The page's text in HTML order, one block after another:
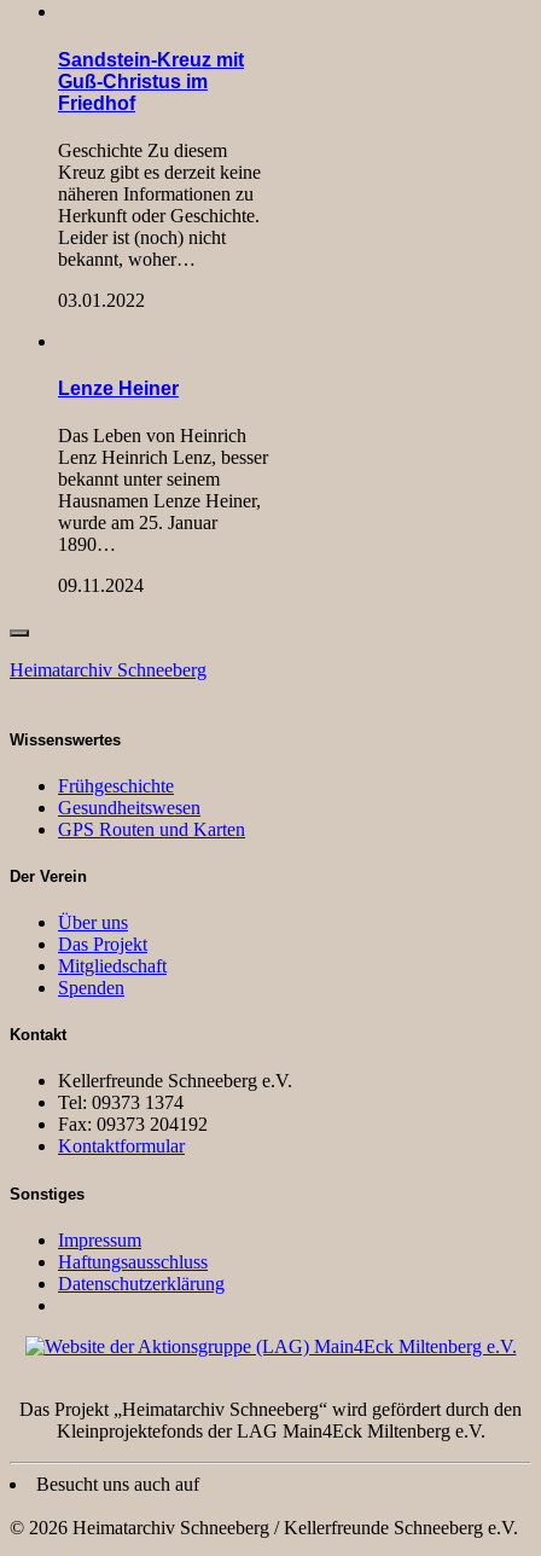
Sandstein-Kreuz mit
Guß-Christus im
Friedhof
Geschichte Zu diesem
Kreuz gibt es derzeit keine
näheren Informationen zu
Herkunft oder Geschichte.
Leider ist (noch) nicht
bekannt, woher…
03.01.2022
Lenze Heiner
Das Leben von Heinrich
Lenz Heinrich Lenz, besser
bekannt unter seinem
Hausnamen Lenze Heiner,
wurde am 25. Januar
1890…
09.11.2024
Heimatarchiv Schneeberg
Wissenswertes
Frühgeschichte
Gesundheitswesen
GPS Routen und Karten
Der Verein
Über uns
Das Projekt
Mitgliedschaft
Spenden
Kontakt
Kellerfreunde Schneeberg e.V.
Tel: 09373 1374
Fax: 09373 204192
Kontaktformular
Sonstiges
Impressum
Haftungsausschluss
Datenschutzerklärung
Das Projekt „Heimatarchiv Schneeberg“ wird gefördert durch den
Kleinprojektefonds der LAG Main4Eck Miltenberg e.V.
Besucht uns auch auf
© 2026 Heimatarchiv Schneeberg / Kellerfreunde Schneeberg e.V.